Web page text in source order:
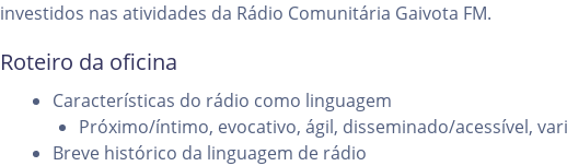
investidos nas atividades da Rádio Comunitária Gaivota FM.
Roteiro da oficina
Características do rádio como linguagem
Próximo/íntimo, evocativo, ágil, disseminado/acessível,
Breve histórico da linguagem de rádio